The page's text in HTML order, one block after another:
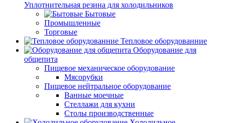
Уплотнительная резина для холодильников
Бытовые
Промышленные
Торговые
Тепловое оборудованние
Оборудование для
общепита
Пищевое механическое оборудование
Мясорубки
Пищевое нейтральное оборудование
Ванные моечные
Стеллажи для кухни
Столы производственные